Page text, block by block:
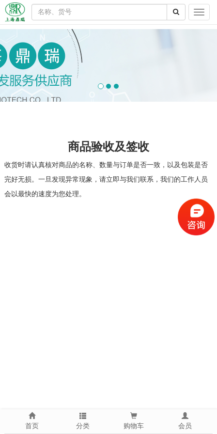
商品验收及签收
收货时请认真核对商品的名称、数量与订单是否一致，以及包装是否
完好无损。一旦发现异常现象，请立即与我们联系，我们的工作人员
会以最快的速度为您处理。
首页 分类 购物车 会员